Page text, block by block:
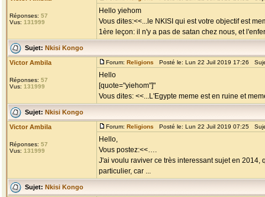
Réponses: 57
Vus: 131999
Hello yiehom
Vous dites:<<...le NKISI qui est votre objectif est
1ère leçon: il n'y a pas de satan chez nous, et
Sujet: Nkisi Kongo
Victor Ambila
Réponses: 57
Vus: 131999
Forum: Religions Posté le: Lun 22 Juil 2019 17:26
Hello
[quote="yiehom"]"
Vous dites: <<...L'Egypte meme est en ruine et
Sujet: Nkisi Kongo
Victor Ambila
Réponses: 57
Vus: 131999
Forum: Religions Posté le: Lun 22 Juil 2019 07:25
Hello,
Vous postez:<<….
J'ai voulu raviver ce très interessant sujet en
particulier, car ...
Sujet: Nkisi Kongo